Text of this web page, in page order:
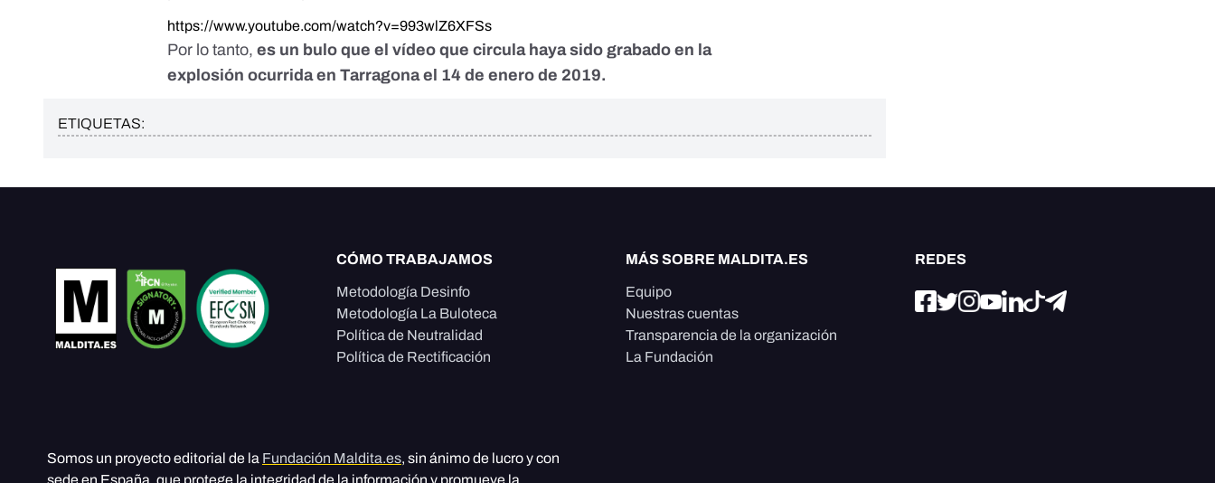
https://www.youtube.com/watch?v=993wlZ6XFSs
Por lo tanto,es un bulo que el vídeo que circula haya sido grabado en la
explosión ocurrida en Tarragona el 14 de enero de 2019.
ETIQUETAS:
CÓMO TRABAJAMOS
Metodología Desinfo
Metodología La Buloteca
Política de Neutralidad
Política de Rectificación
MÁS SOBRE MALDITA.ES
Equipo
Nuestras cuentas
Transparencia de la organización
La Fundación
REDES
Somos un proyecto editorial de la Fundación Maldita.es, sin ánimo de lucro y con